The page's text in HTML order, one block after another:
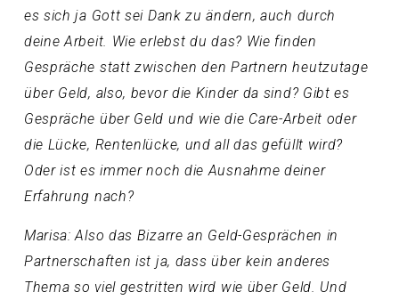
es sich ja Gott sei Dank zu ändern, auch durch
deine Arbeit. Wie erlebst du das? Wie finden
Gespräche statt zwischen den Partnern heutzutage
über Geld, also, bevor die Kinder da sind? Gibt es
Gespräche über Geld und wie die Care-Arbeit oder
die Lücke, Rentenlücke, und all das gefüllt wird?
Oder ist es immer noch die Ausnahme deiner
Erfahrung nach?
Marisa: Also das Bizarre an Geld-Gesprächen in
Partnerschaften ist ja, dass über kein anderes
Thema so viel gestritten wird wie über Geld. Und